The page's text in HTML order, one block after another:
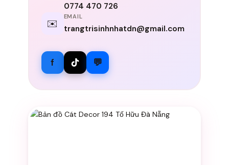
0774 470 726
✉️
EMAIL
trangtrisinhnhatdn@gmail.com
f 💬